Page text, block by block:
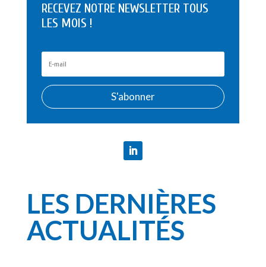
RECEVEZ NOTRE NEWSLETTER TOUS
LES MOIS !
S'abonner
LES DERNIÈRES
ACTUALITÉS